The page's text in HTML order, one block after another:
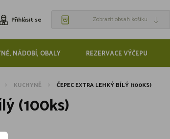
Přihlásit se Zobrazit obsah košíku
NÁDOBÍ, OBALY REZERVACE VÝČEPU
KUCHYNĚ ČEPEC EXTRA LEHKÝ BÍLÝ (100KS)
(100ks)